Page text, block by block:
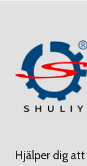
Hjälper dig